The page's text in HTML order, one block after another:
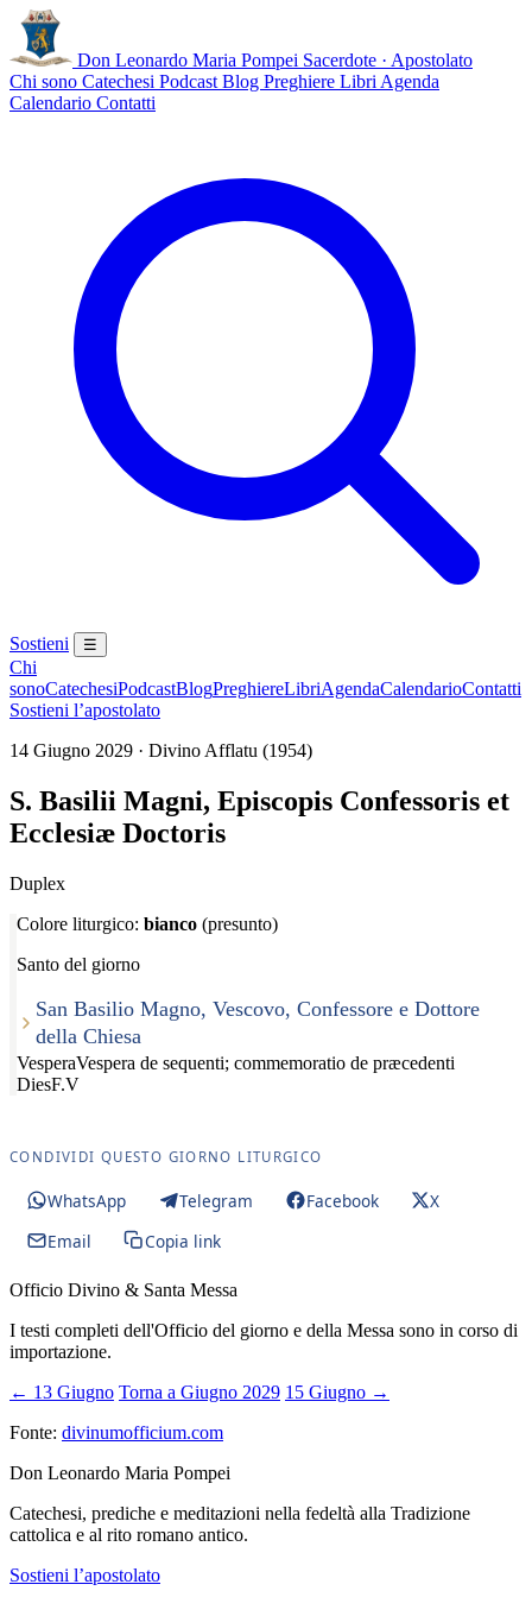
Don Leonardo Maria Pompei Sacerdote · Apostolato
Chi sono Catechesi Podcast Blog Preghiere Libri Agenda
Calendario Contatti
Sostieni ☰
Chi
sonoCatechesiPodcastBlogPreghiereLibriAgendaCalendarioContatti
Sostieni l’apostolato
14 Giugno 2029 · Divino Afflatu (1954)
S. Basilii Magni, Episcopis Confessoris et
Ecclesiæ Doctoris
Duplex
Colore liturgico: bianco (presunto)
Santo del giorno
San Basilio Magno, Vescovo, Confessore e Dottore
della Chiesa
VesperaVespera de sequenti; commemoratio de præcedenti
DiesF.V
CONDIVIDI QUESTO GIORNO LITURGICO
WhatsApp Telegram Facebook
X
Email
Copia link
Officio Divino & Santa Messa
I testi completi dell'Officio del giorno e della Messa sono in corso di
importazione.
← 13 Giugno Torna a Giugno 2029 15 Giugno →
Fonte: divinumofficium.com
Don Leonardo Maria Pompei
Catechesi, prediche e meditazioni nella fedeltà alla Tradizione
cattolica e al rito romano antico.
Sostieni l’apostolato